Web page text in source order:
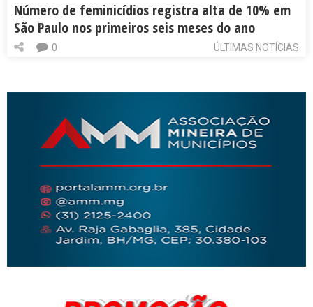
Número de feminicídios registra alta de 10% em
São Paulo nos primeiros seis meses do ano
ÚLTIMAS NOTÍCIAS
0